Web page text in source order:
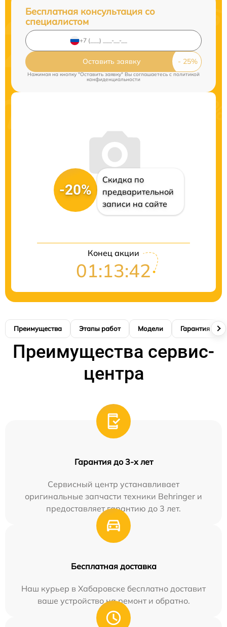
Бесплатная консультация со
специалистом
Оставить заявку
Нажимая на кнопку "Оставить заявку" Вы соглашаетесь cполитикой
конфиденциальности
-20%
Скидка по
предварительной
записи на сайте
Конец акции
01:13:41
Преимущества Этапы работ Модели Гарантия
Преимущества сервис-
центра
Гарантия до 3-х лет
Сервисный центр устанавливает
оригинальные запчасти техники Behringer и
предоставляет гарантию до 3 лет.
Бесплатная доставка
Наш курьер в Хабаровске бесплатно доставит
ваше устройство на ремонт и обратно.